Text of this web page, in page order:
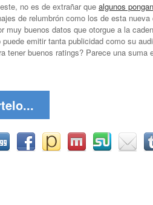
no es de extrañar que algunos
de relumbrón como los de esta
muy buenos datos que otorgue a la
emitir tanta publicidad como su
tener buenos ratings? Parece una